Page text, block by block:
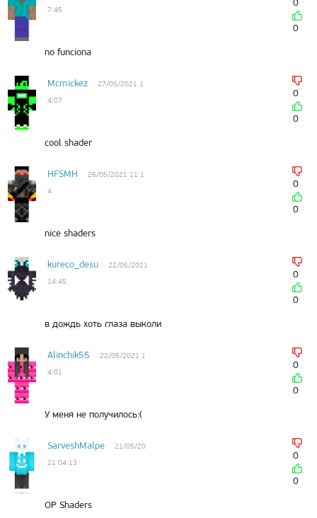
7:45
0
0
no funciona
Mcmickez
27/05/2021 1
4:07
0
0
cool shader
HFSMH
26/05/2021 11:1
4
0
0
nice shaders
kureco_desu
22/05/2021
14:45
0
0
в дождь хоть глаза выколи
Alinchik55
22/05/2021 1
4:01
0
0
У меня не получилось:(
SarveshMalpe
21/05/20
21 04:13
0
0
OP Shaders